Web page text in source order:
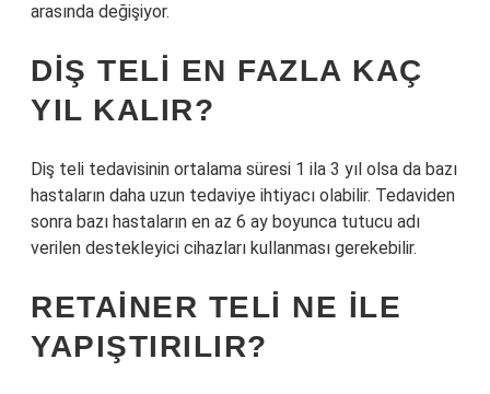
arasında değişiyor.
DIŞ TELI EN FAZLA KAÇ
YIL KALIR?
Diş teli tedavisinin ortalama süresi 1 ila 3 yıl olsa da bazı
hastaların daha uzun tedaviye ihtiyacı olabilir. Tedaviden
sonra bazı hastaların en az 6 ay boyunca tutucu adı
verilen destekleyici cihazları kullanması gerekebilir.
RETAINER TELI NE ILE
YAPIŞTIRILIR?